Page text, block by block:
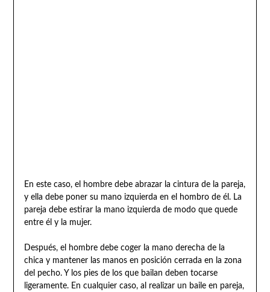
En este caso, el hombre debe abrazar la cintura de la pareja,
y ella debe poner su mano izquierda en el hombro de él. La
pareja debe estirar la mano izquierda de modo que quede
entre él y la mujer.
Después, el hombre debe coger la mano derecha de la
chica y mantener las manos en posición cerrada en la zona
del pecho. Y los pies de los que bailan deben tocarse
ligeramente. En cualquier caso, al realizar un baile en pareja,